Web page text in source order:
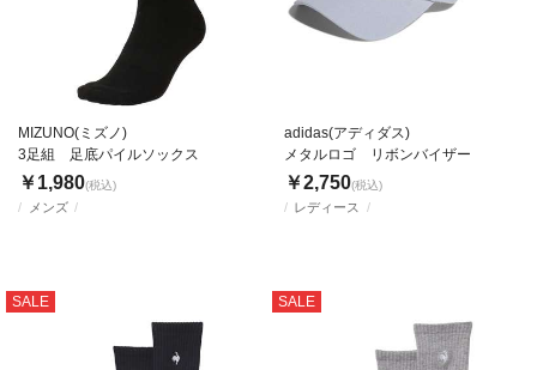
メンズ
MIZUNO(ミズノ)
3足組 足底パイルソックス
￥1,980(税込)
レディース
adidas(アディダス)
メタルロゴ リボンバイザー
￥2,750(税込)
SALE SALE